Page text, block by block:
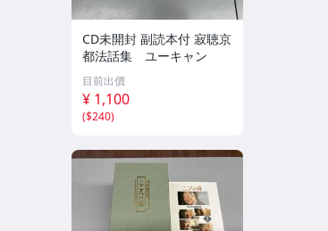
CD未開封 副読本付 寂聴京
都法話集 ユーキャン
目前出價
¥ 1,100
($240)